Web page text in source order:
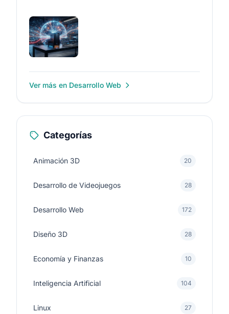
Ver más en Desarrollo Web
Categorías
Animación 3D 20
Desarrollo de Videojuegos 28
Desarrollo Web 172
Diseño 3D 28
Economía y Finanzas 10
Inteligencia Artificial 104
Linux 27